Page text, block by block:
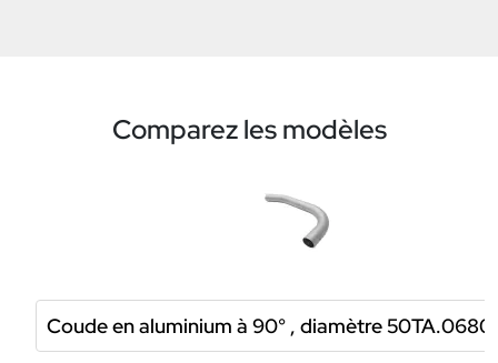
Comparez les modèles
Coude en aluminium à 90° , diamètre